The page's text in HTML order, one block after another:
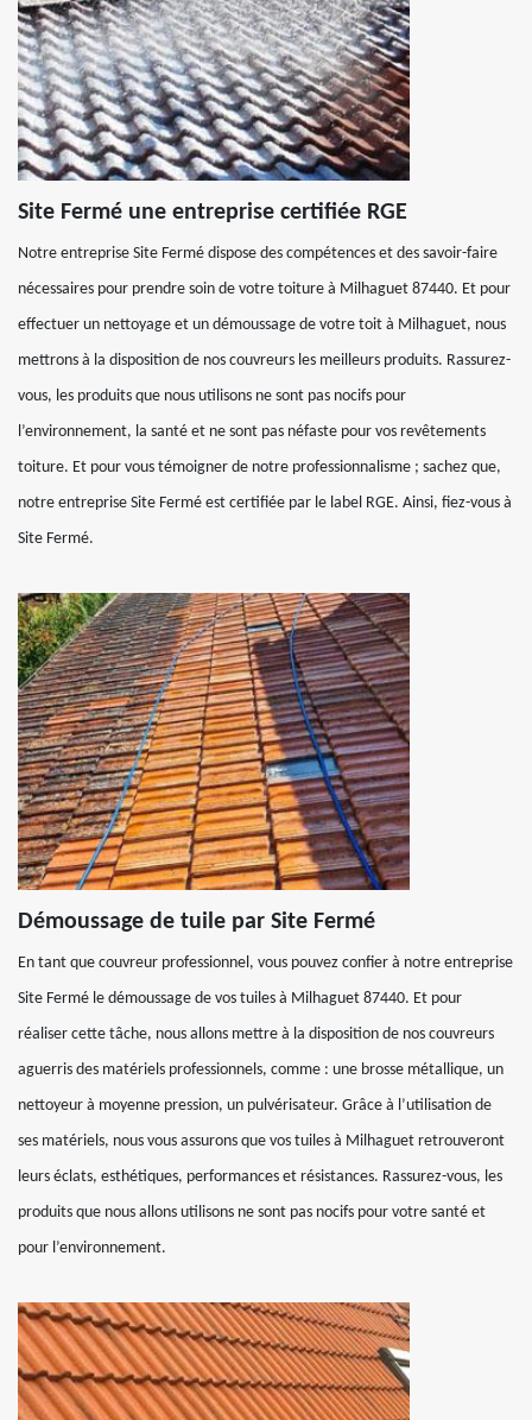
Site Fermé une entreprise certifiée RGE
Notre entreprise Site Fermé dispose des compétences et des savoir-faire
nécessaires pour prendre soin de votre toiture à Milhaguet 87440. Et pour
effectuer un nettoyage et un démoussage de votre toit à Milhaguet, nous
mettrons à la disposition de nos couvreurs les meilleurs produits. Rassurez-
vous, les produits que nous utilisons ne sont pas nocifs pour
l’environnement, la santé et ne sont pas néfaste pour vos revêtements
toiture. Et pour vous témoigner de notre professionnalisme ; sachez que,
notre entreprise Site Fermé est certifiée par le label RGE. Ainsi, fiez-vous à
Site Fermé.
Démoussage de tuile par Site Fermé
En tant que couvreur professionnel, vous pouvez confier à notre entreprise
Site Fermé le démoussage de vos tuiles à Milhaguet 87440. Et pour
réaliser cette tâche, nous allons mettre à la disposition de nos couvreurs
aguerris des matériels professionnels, comme : une brosse métallique, un
nettoyeur à moyenne pression, un pulvérisateur. Grâce à l’utilisation de
ses matériels, nous vous assurons que vos tuiles à Milhaguet retrouveront
leurs éclats, esthétiques, performances et résistances. Rassurez-vous, les
produits que nous allons utilisons ne sont pas nocifs pour votre santé et
pour l’environnement.